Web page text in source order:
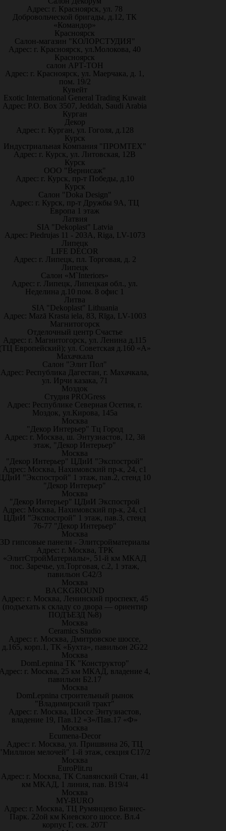
Адрес: г. Красноярск, ул. 78
Добровольческой бригады, д.12, ТК
«Командор»
Красноярск
Салон-магазин "КОЛОРСТУДИЯ"
Адрес: г. Красноярск, ул.Молокова, 40
Красноярск
салон АРТ-ТОН
Адрес: г. Красноярск, ул. Маерчака, д. 1,
пом. 19/2
Кувейт
Exotic International General Trading Kuwait
Адрес: P.O. Box 3507, Jeddah, Saudi Arabia
Курган
Декор
Адрес: г. Курган, ул. Гоголя, д.128
Курск
Индустриальная Компания "ПРОМТЕХ"
Адрес: г. Курск, ул. Литовская, 12В
Курск
ООО "Вернисаж"
Адрес: г. Курск, пр-т Победы, д.10
Курск
Салон "Doka Design"
Адрес: г. Курск, пр-т Дружбы 9А, ТЦ
Европа 1 этаж
Латвия
SIA "Dekoplast" Latvia
Адрес: Piedrujas 11 - 203A, Riga, LV-1073
Липецк
LIFE DÉCOR
Адрес: г. Липецк, пл. Торговая, д. 2
Липецк
Салон «M`Interiors»
Адрес: г. Липецк, Липецкая обл., ул.
Неделина д.10 пом. 8 офис 1
Литва
SIA "Dekoplast" Lithuania
Адрес: Mazā Krasta iela, 83, Rīga, LV-1003
Магнитогорск
Отделочный центр Счастье
Адрес: г. Магнитогорск, ул. Ленина д.115
Европейский); ул. Советская д.160 «А»
Махачкала
Салон "Элит Пол"
Адрес: Республика Дагестан, г. Махачкала,
ул. Ирчи казака, 71
Моздок
Студия PROGress
Адрес: Республике Северная Осетия, г.
Моздок, ул.Кирова, 145а
Москва
"Декор Интерьер" Тц Город
Адрес: г. Москва, ш. Энтузиастов, 12, 3й
этаж, "Декор Интерьер"
Москва
"Декор Интерьер" ЦДиИ "Экспострой"
Адрес: Москва, Нахимовский пр-к, 24, с1
"Экспострой" 1 этаж, пав.2, стенд 10
"Декор Интерьер"
Москва
"Декор Интерьер" ЦДиИ Экспострой
Адрес: Москва, Нахимовский пр-к, 24, с1
ЦДиИ "Экспострой" 1 этаж, пав.3, стенд
76-77 "Декор Интерьер"
Москва
3D гипсовые панели - Элитсройматериалы
Адрес: г. Москва, ТРК
«ЭлитСтройМатериалы», 51-й км МКАД
пос. Заречье, ул.Торговая, с.2, 1 этаж,
павильон С42/3
Москва
BACKGROUND
Адрес: г. Москва, Ленинский проспект, 45
(подъехать к складу со двора — ориентир
ПОДЪЕЗД №8)
Москва
Ceramics Studio
Адрес: г. Москва, Дмитровское шоссе,
д.165, корп.1, ТК «Бухта», павильон 2G22
Москва
DomLepnina ТК "Конструктор"
г. Москва, 25 км МКАД, владение 4,
павильон Б2.17
Москва
DomLepnina строительный рынок
"Владимирский тракт"
Адрес: г. Москва, Шоссе Энтузиастов,
владение 19, Пав.12 «З»/Пав.17 «Ф»
Москва
Ecumena-Decor
Адрес: г. Москва, ул. Пришвина 26, ТЦ
мелочей" 1-й этаж, секция С17/2
Москва
EuroPlit.ru
Адрес: г. Москва, ТК Славянский Стан, 41
км МКАД, 1 линия, пав. В19/4
Москва
MY-BURO
Адрес: г. Москва, ТЦ Румянцево Бизнес-
Парк. 22ой км Киевского шоссе. Вл.4
корпус Г, сек. 207Г